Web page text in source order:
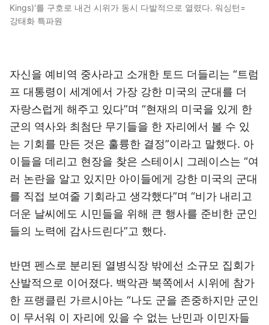
Kings)'를 구호로 내건 시위가 동시 다발적으로 열렸다. 워싱턴=
강태화 특파원
자신을 예비역 중사라고 소개한 토드 더들리는 “트럼
프 대통령이 세계에서 가장 강한 미국의 군대를 더
자랑스럽게 해주고 있다”며 “현재의 미국을 있게 한
군의 역사와 최첨단 무기들을 한 자리에서 볼 수 있
는 기회를 만든 것은 훌륭한 결정”이라고 말했다. 아
이들을 데리고 현장을 찾은 스테이시 그레이스는 “여
러 논란을 알고 있지만 아이들에게 강한 미국의 군대
를 직접 보여줄 기회라고 생각했다”며 “비가 내리고
더운 날씨에도 시민들을 위해 큰 행사를 준비한 군인
들의 노력에 감사드린다”고 했다.
반면 펜스로 분리된 열병식장 밖에선 소규모 집회가
산발적으로 이어졌다. 백악관 북쪽에서 시위에 참가
한 프랭클린 가르시아는 “나도 군을 존중하지만 군인
이 무서워 이 자리에 있을 수 없는 난민과 이민자들